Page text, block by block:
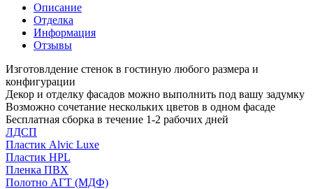
Описание
Отделка
Информация
Отзывы
Изготовлдение стенок в гостиную любого размера и
конфигурации
Декор и отделку фасадов можно выполнить под вашу задумку
Возможно сочетание нескольких цветов в одном фасаде
Бесплатная сборка в течение 1-2 рабочих дней
ЛДСП
Пластик Alvic Luxe
Пластик HPL
Пленка ПВХ
Полотно АГТ (МДФ)